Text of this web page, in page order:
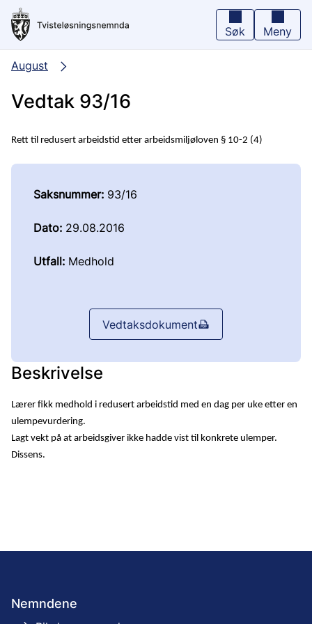
Hopp
hovedinnhold
Søk Meny
August
Vedtak 93/16
Rett til redusert arbeidstid etter arbeidsmiljøloven § 10-2 (4)
Saksnummer: 93/16
Dato: 29.08.2016
Utfall: Medhold
Vedtaksdokument
Beskrivelse
Lærer fikk medhold i redusert arbeidstid med en dag per uke etter en
ulempevurdering.
Lagt vekt på at arbeidsgiver ikke hadde vist til konkrete ulemper.
Dissens.
Nemndene